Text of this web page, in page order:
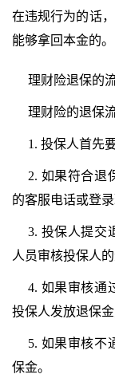
在违规行为的话
能够拿回本金的。
理财险退保的
理财险的退保
1. 投保人首先
2. 如果符合退
的客服电话或登录
3. 投保人提交
人员审核投保人
4. 如果审核通
投保人发放退保
5. 如果审核不
保金。